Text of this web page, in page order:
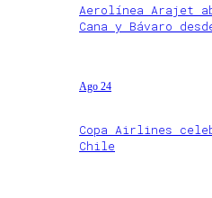
Aerolínea Arajet
Cana y Bávaro
Ago 24
Copa Airlines
Chile